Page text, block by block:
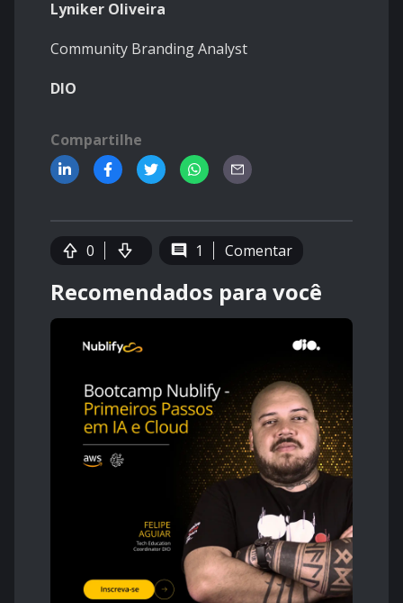
Lyniker Oliveira
Community Branding Analyst
DIO
Compartilhe
0 1 Comentar
Recomendados para você